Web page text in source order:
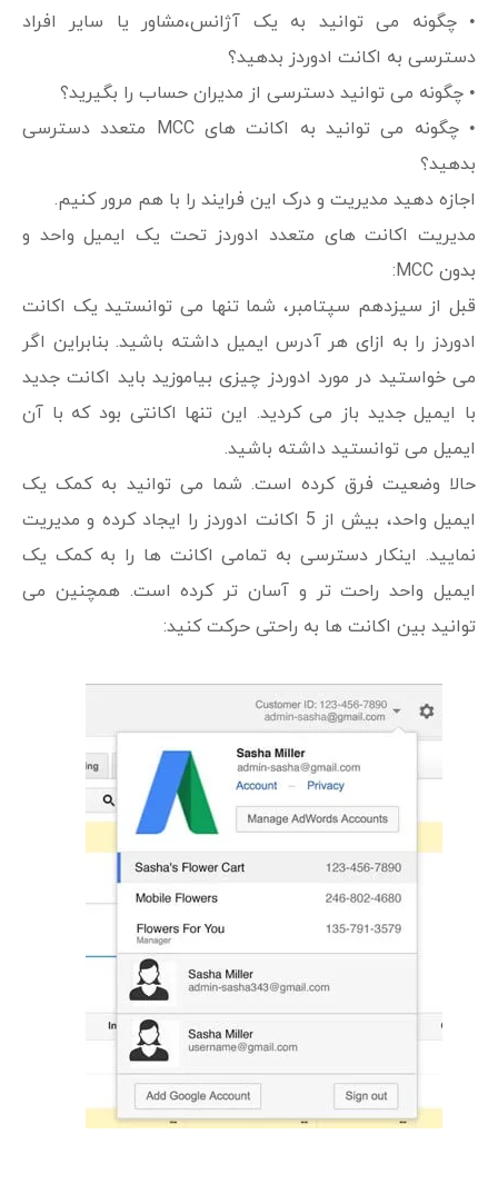
• چگونه می توانید به یک آژانس،مشاور یا سایر افراد
دسترسی به اکانت ادوردز بدهید؟
• چگونه می توانید دسترسی از مدیران حساب را بگیرید؟
• چگونه می توانید به اکانت های MCC متعدد دسترسی
بدهید؟
اجازه دهید مدیریت و درک این فرایند را با هم مرور کنیم.
مدیریت اکانت های متعدد ادوردز تحت یک ایمیل واحد و
بدون MCC:
قبل از سیزدهم سپتامبر، شما تنها می توانستید یک اکانت
ادوردز را به ازای هر آدرس ایمیل داشته باشید. بنابراین اگر
می خواستید در مورد ادوردز چیزی بیاموزید باید اکانت جدید
با ایمیل جدید باز می کردید. این تنها اکانتی بود که با آن
ایمیل می توانستید داشته باشید.
حالا وضعیت فرق کرده است. شما می توانید به کمک یک
ایمیل واحد، بیش از 5 اکانت ادوردز را ایجاد کرده و مدیریت
نمایید. اینکار دسترسی به تمامی اکانت ها را به کمک یک
ایمیل واحد راحت تر و آسان تر کرده است. همچنین می
توانید بین اکانت ها به راحتی حرکت کنید: